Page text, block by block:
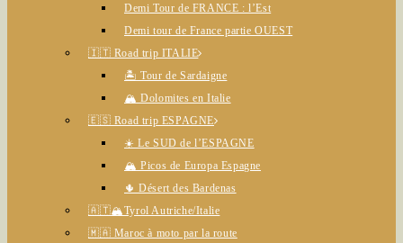
Demi Tour de FRANCE : l’Est
Demi tour de France partie OUEST
🇮🇹 Road trip ITALIE
🏝️ Tour de Sardaigne
🏔️ Dolomites en Italie
🇪🇸 Road trip ESPAGNE
☀️ Le SUD de l’ESPAGNE
🏔️ Picos de Europa Espagne
🌵 Désert des Bardenas
🇦🇹🏔️Tyrol Autriche/Italie
🇲🇦 Maroc à moto par la route